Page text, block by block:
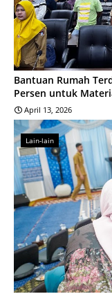
Bantuan Rumah
Persen untuk
April 13, 2026
Lain-lain